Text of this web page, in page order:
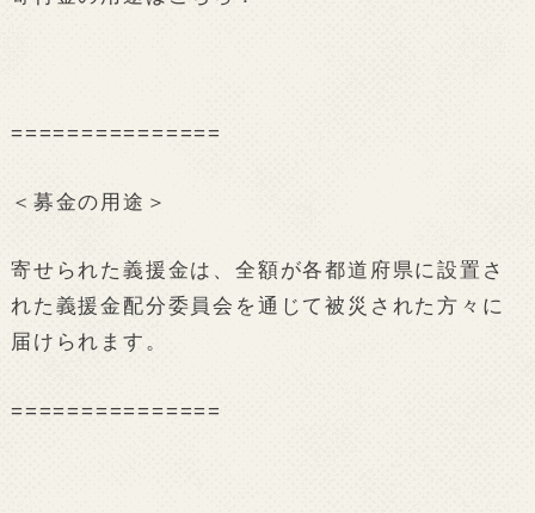
===============
＜募金の用途＞
寄せられた義援金は、全額が各都道府県に設置さ
れた義援金配分委員会を通じて被災された方々に
届けられます。
===============